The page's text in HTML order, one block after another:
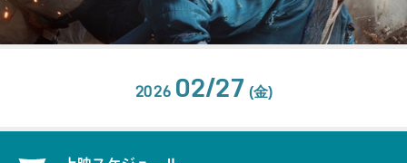
2026 02/27 (金)